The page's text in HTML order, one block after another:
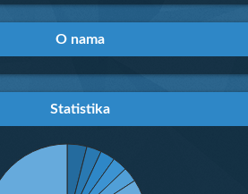
O nama
Statistika